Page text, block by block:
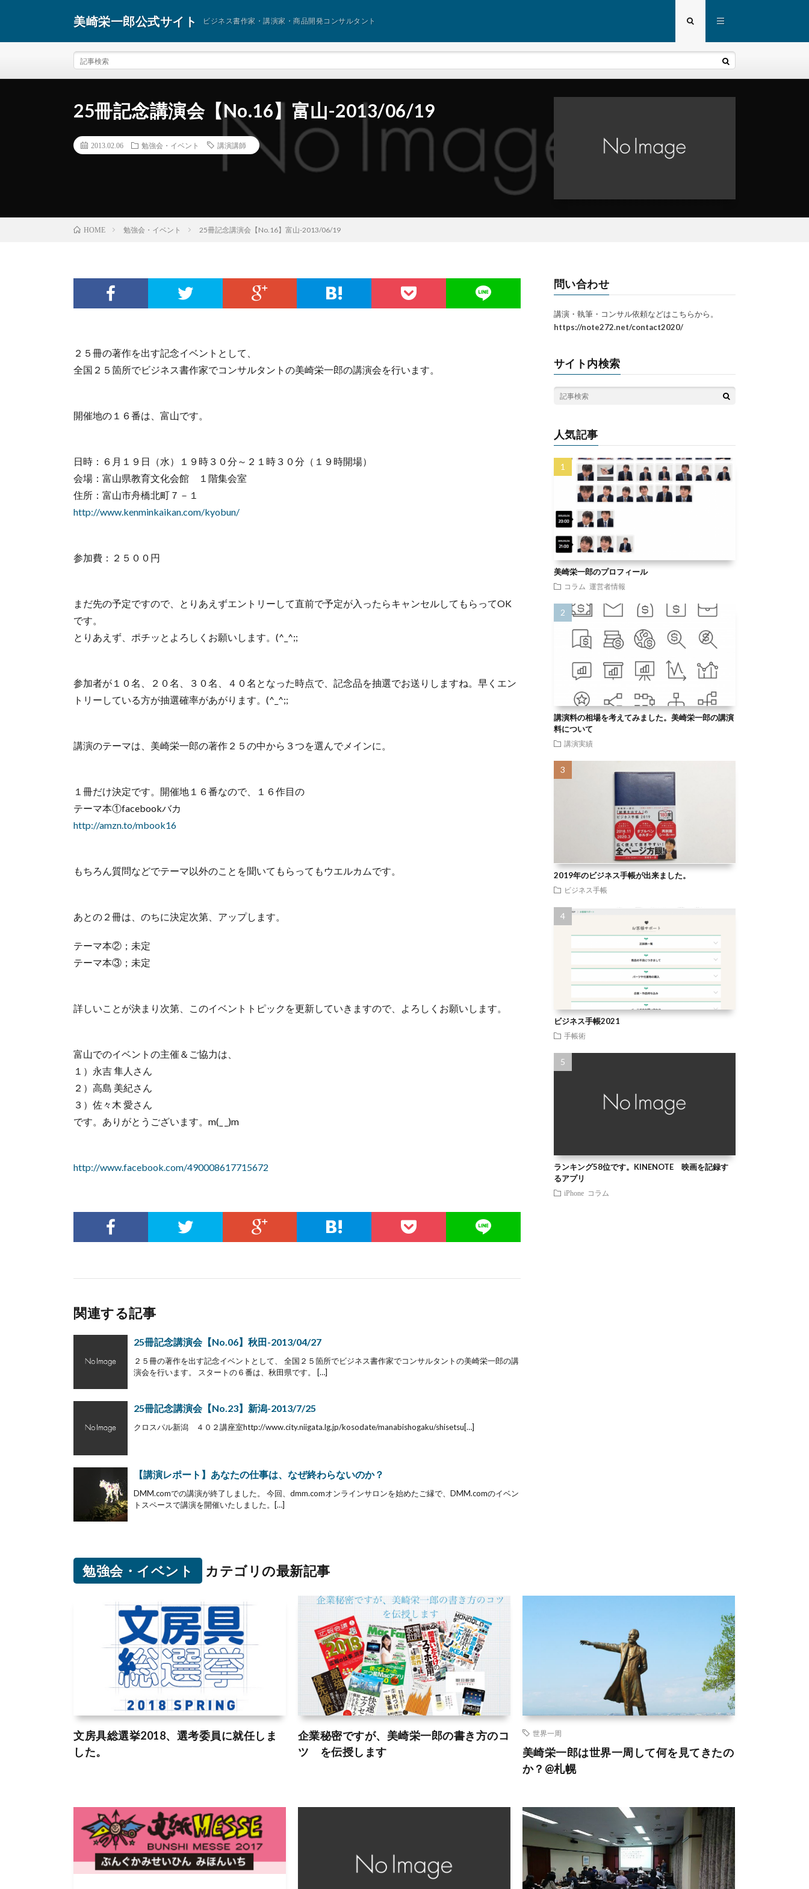
美崎栄一郎公式サイト ビジネス書作家・講演家・商品開発コンサルタント
25冊記念講演会【No.16】富山-2013/06/19
2013.02.06 勉強会・イベント 講演講師
HOME 勉強会・イベント 25冊記念講演会【No.16】富山-2013/06/19
２５冊の著作を出す記念イベントとして、
全国２５箇所でビジネス書作家でコンサルタントの美崎栄一郎の講演会を行います。
開催地の１６番は、富山です。
日時：６月１９日（水）１９時３０分～２１時３０分（１９時開場）
会場：富山県教育文化会館 １階集会室
住所：富山市舟橋北町７－１
http://www.kenminkaikan.com/kyobun/
参加費：２５００円
まだ先の予定ですので、とりあえずエントリーして直前で予定が入ったらキャンセルしてもらってOK
です。
とりあえず、ポチッとよろしくお願いします。(^_^;;
参加者が１０名、２０名、３０名、４０名となった時点で、記念品を抽選でお送りしますね。早くエン
トリーしている方が抽選確率があがります。(^_^;;
講演のテーマは、美崎栄一郎の著作２５の中から３つを選んでメインに。
１冊だけ決定です。開催地１６番なので、１６作目の
テーマ本①facebookバカ
http://amzn.to/mbook16
もちろん質問などでテーマ以外のことを聞いてもらってもウエルカムです。
あとの２冊は、のちに決定次第、アップします。
テーマ本②；未定
テーマ本③；未定
詳しいことが決まり次第、このイベントトピックを更新していきますので、よろしくお願いします。
富山でのイベントの主催＆ご協力は、
１）永吉 隼人さん
２）高島 美紀さん
３）佐々木 愛さん
です。ありがとうございます。m(_ _)m
http://www.facebook.com/490008617715672
関連する記事
25冊記念講演会【No.06】秋田-2013/04/27
２５冊の著作を出す記念イベントとして、 全国２５箇所でビジネス書作家でコンサルタントの美崎栄一郎の講
演会を行います。 スタートの６番は、秋田県です。 […]
25冊記念講演会【No.23】新潟-2013/7/25
クロスパル新潟 ４０２講座室http://www.city.niigata.lg.jp/kosodate/manabishogaku/shisetsu[…]
【講演レポート】あなたの仕事は、なぜ終わらないのか？
DMM.comでの講演が終了しました。 今回、dmm.comオンラインサロンを始めたご縁で、DMM.comのイベン
トスペースで講演を開催いたしました。[…]
問い合わせ
講演・執筆・コンサル依頼などはこちらから。
https://note272.net/contact2020/
サイト内検索
人気記事
美崎栄一郎のプロフィール
コラム 運営者情報
講演料の相場を考えてみました。美崎栄一郎の講演
料について
講演実績
2019年のビジネス手帳が出来ました。
ビジネス手帳
ビジネス手帳2021
手帳術
ランキング58位です。KINENOTE 映画を記録す
るアプリ
iPhone コラム
勉強会・イベント カテゴリの最新記事
文房具総選挙2018、選考委員に就任しま
した。
企業秘密ですが、美崎栄一郎の書き方のコ
ツ を伝授します
世界一周
美崎栄一郎は世界一周して何を見てきたの
か？@札幌